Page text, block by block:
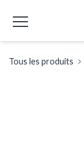
Tous les produits